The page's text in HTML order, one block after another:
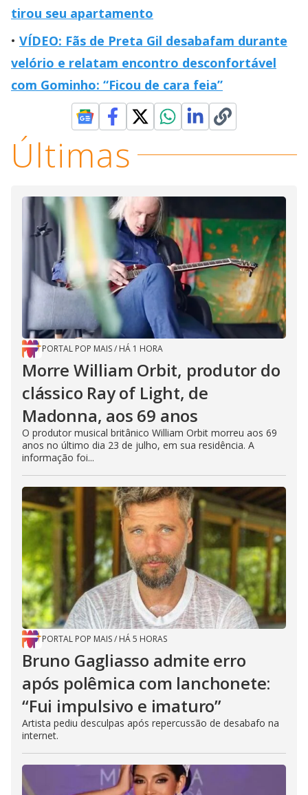
tirou seu apartamento
VÍDEO: Fãs de Preta Gil desabafam durante
velório e relatam encontro desconfortável
com Gominho: “Ficou de cara feia”
Últimas
PORTAL POP MAIS/ HÁ 1 HORA
Morre William Orbit, produtor do
clássico Ray of Light, de
Madonna, aos 69 anos
O produtor musical britânico William Orbit morreu aos 69
anos no último dia 23 de julho, em sua residência. A
informação foi...
PORTAL POP MAIS/ HÁ 5 HORAS
Bruno Gagliasso admite erro
após polêmica com lanchonete:
“Fui impulsivo e imaturo”
Artista pediu desculpas após repercussão de desabafo na
internet.